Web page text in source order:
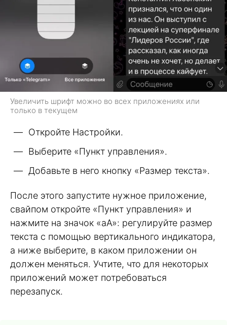
Увеличить шрифт можно во всех приложениях или
только в текущем
Откройте Настройки.
Выберите «Пункт управления».
Добавьте в него кнопку «Размер текста».
После этого запустите нужное приложение,
свайпом откройте «Пункт управления» и
нажмите на значок «аА»: регулируйте размер
текста с помощью вертикального индикатора,
а ниже выберите, в каком приложении он
должен меняться. Учтите, что для некоторых
приложений может потребоваться
перезапуск.